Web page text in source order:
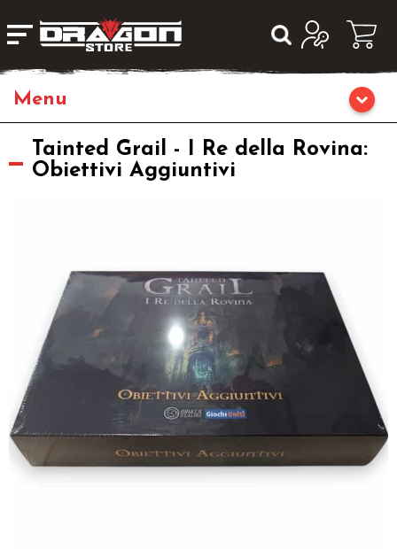
Giochi da Tavolo
Editoria
Giochi di Carte Collezionabili
Miniature
Dadi
Accessori
Tainted Grail - I Re della Rovina:
Obiettivi Aggiuntivi